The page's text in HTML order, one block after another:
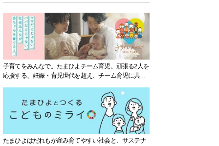
子育てをみんなで。たまひよチーム育児。頑張る2人を
応援する、妊娠・育児世代を超え、チーム育児に共感
たまひよはだれもが産み育てやすい社会と、サステナ